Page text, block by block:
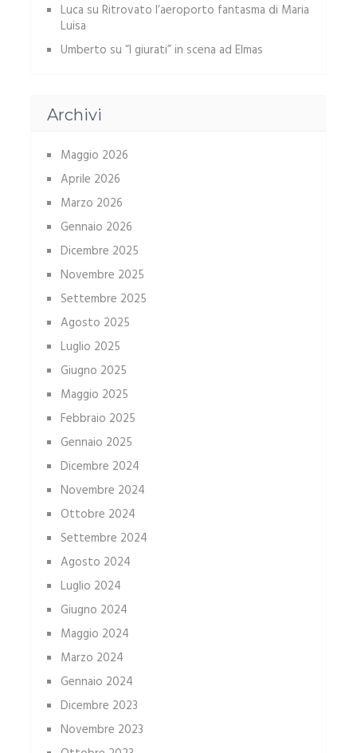
Luca su Ritrovato l’aeroporto fantasma di Maria
Luisa
Umberto su “I giurati” in scena ad Elmas
Archivi
Maggio 2026
Aprile 2026
Marzo 2026
Gennaio 2026
Dicembre 2025
Novembre 2025
Settembre 2025
Agosto 2025
Luglio 2025
Giugno 2025
Maggio 2025
Febbraio 2025
Gennaio 2025
Dicembre 2024
Novembre 2024
Ottobre 2024
Settembre 2024
Agosto 2024
Luglio 2024
Giugno 2024
Maggio 2024
Marzo 2024
Gennaio 2024
Dicembre 2023
Novembre 2023